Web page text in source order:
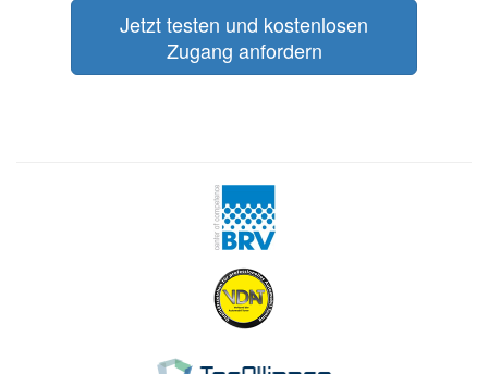
Jetzt testen und kostenlosen
Zugang anfordern